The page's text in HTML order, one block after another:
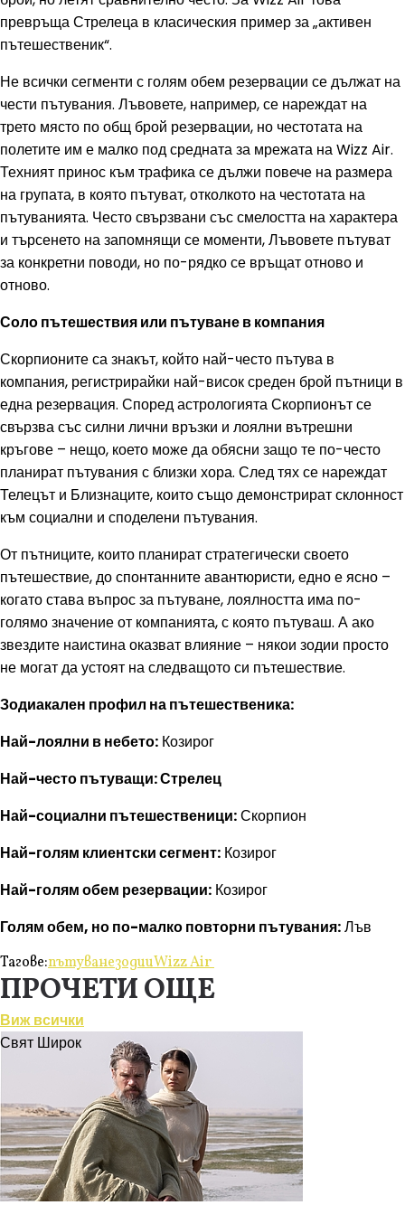
превръща Стрелеца в класическия пример за „активен
пътешественик“.
Не всички сегменти с голям обем резервации се дължат на
чести пътувания. Лъвовете, например, се нареждат на
трето място по общ брой резервации, но честотата на
полетите им е малко под средната за мрежата на Wizz Air.
Техният принос към трафика се дължи повече на размера
на групата, в която пътуват, отколкото на честотата на
пътуванията. Често свързвани със смелостта на характера
и търсенето на запомнящи се моменти, Лъвовете пътуват
за конкретни поводи, но по-рядко се връщат отново и
отново.
Соло пътешествия или пътуване в компания
Скорпионите са знакът, който най-често пътува в
компания, регистрирайки най-висок среден брой пътници в
една резервация. Според астрологията Скорпионът се
свързва със силни лични връзки и лоялни вътрешни
кръгове – нещо, което може да обясни защо те по-често
планират пътувания с близки хора. След тях се нареждат
Телецът и Близнаците, които също демонстрират склонност
към социални и споделени пътувания.
От пътниците, които планират стратегически своето
пътешествие, до спонтанните авантюристи, едно е ясно –
когато става въпрос за пътуване, лоялността има по-
голямо значение от компанията, с която пътуваш. А ако
звездите наистина оказват влияние – някои зодии просто
не могат да устоят на следващото си пътешествие.
Зодиакален профил на пътешественика:
Най-лоялни в небето: Козирог
Най-често пътуващи: Стрелец
Най-социални пътешественици:Скорпион
Най-голям клиентски сегмент: Козирог
Най-голям обем резервации: Козирог
Голям обем, но по-малко повторни пътувания:Лъв
Тагове:пътуванезодииWizz Air
ПРОЧЕТИ ОЩЕ
Виж всички
Свят Широк